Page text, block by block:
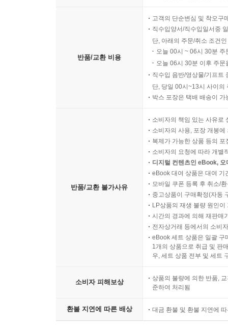
데이터 품질 점검 항목
반품/교환 비용
고객의 단순변심 및 착오구
직수입양서/직수입일서중
단, 아래의 주문/취소 조건
오늘 00시 ~ 06시 30분
오늘 06시 30분 이후 주
직수입 음반/영상물/기프트
단, 당일 00시~13시 사이의
박스 포장은 택배 배송이
반품/교환 불가사유
소비자의 책임 있는 사유로
소비자의 사용, 포장 개봉
복제가 가능한 상품 등의
소비자의 요청에 따라 개별
디지털 컨텐츠인 eBook,
eBook 대여 상품은 대여 기
모바일 쿠폰 등록 후 취소/
중고상품이 구매확정(자동
LP상품의 재생 불량 원인
시간의 경과에 의해 재판매
전자상거래 등에서의 소비
eBook 세트 상품은 일괄 구
1개의 상품으로 취급 및 판
우, 세트 상품 전부 및 세트
소비자 피해보상
상품의 불량에 의한 반품,
준하여 처리됨
환불 지연에 따른 배상 대금 환불 및 환불 지연에